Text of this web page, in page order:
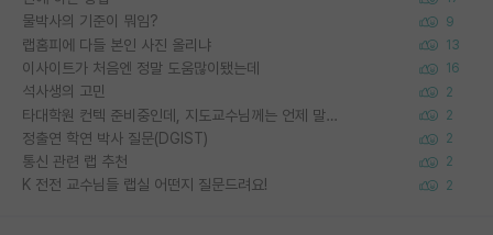
물박사의 기준이 뭐임? 9
랩홈피에 다들 본인 사진 올리냐 13
이사이트가 처음엔 정말 도움많이됐는데 16
석사생의 고민 2
타대학원 컨텍 준비중인데, 지도교수님께는 언제 말씀드려야 할까요? 2
정출연 학연 박사 질문(DGIST) 2
통신 관련 랩 추천 2
K 전전 교수님들 랩실 어떤지 질문드려요! 2